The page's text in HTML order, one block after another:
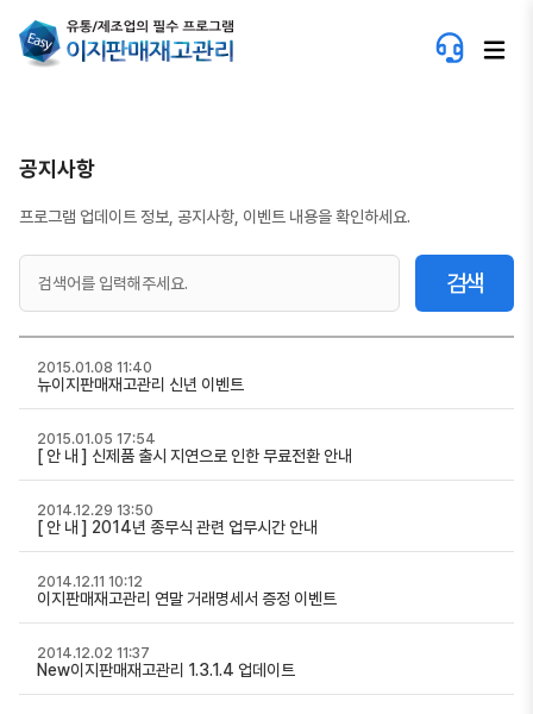
공지사항
프로그램 업데이트 정보, 공지사항, 이벤트 내용을 확인하세요.
검색
뉴이지판매재고관리 신년 이벤트
2015.01.08 11:40
[ 안 내 ] 신제품 출시 지연으로 인한 무료전환 안내
2015.01.05 17:54
[ 안 내 ] 2014년 종무식 관련 업무시간 안내
2014.12.29 13:50
이지판매재고관리 연말 거래명세서 증정 이벤트
2014.12.11 10:12
New이지판매재고관리 1.3.1.4 업데이트
2014.12.02 11:37